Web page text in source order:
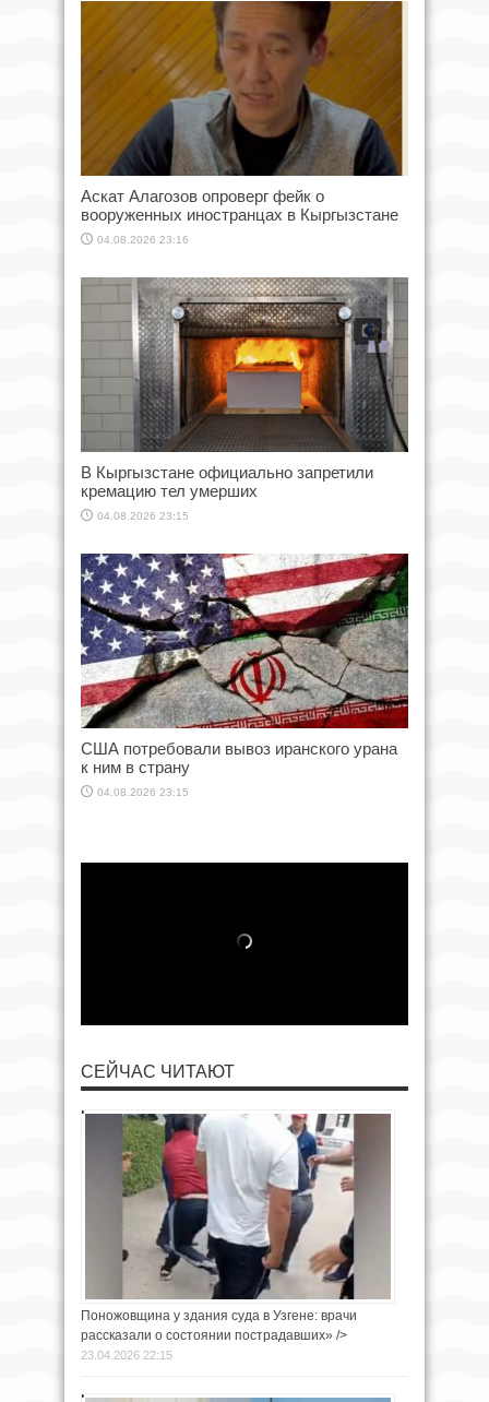
Аскат Алагозов опроверг фейк о
вооруженных иностранцах в Кыргызстане
04.08.2026 23:16
В Кыргызстане официально запретили
кремацию тел умерших
04.08.2026 23:15
США потребовали вывоз иранского урана
к ним в страну
04.08.2026 23:15
СЕЙЧАС ЧИТАЮТ
Поножовщина у здания суда в Узгене: врачи
рассказали о состоянии пострадавших» />
23.04.2026 22:15